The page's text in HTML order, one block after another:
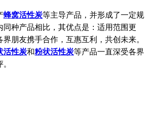
蜂窝活性炭等主导产品，并形成了一定规
同种产品相比，其优点是：适用范围更
朋友携手合作，互惠互利，共创未来。
活性炭和粉状活性炭等产品一直深受各界